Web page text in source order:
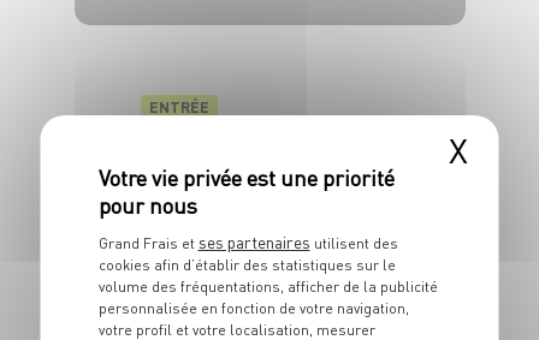
ENTRÉE
blanches,
condiment au
chèvre frais,
verveine et éclats
de comté
X
Grand Frais et ses partenaires utilisent des
cookies afin d’établir des statistiques sur le
volume des fréquentations, afficher de la publicité
personnalisée en fonction de votre navigation,
votre profil et votre localisation, mesurer